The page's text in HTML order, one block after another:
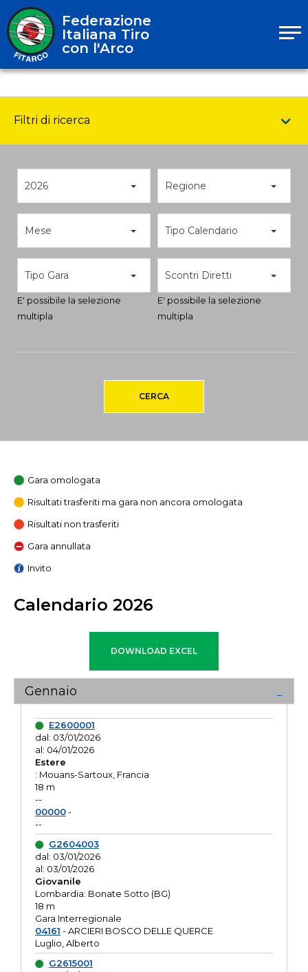
Federazione
Italiana Tiro
con l'Arco
Filtri di ricerca
2026 Regione
Mese Tipo Calendario
Tipo Gara
E' possibile la selezione
multipla
Scontri Diretti
E' possibile la selezione
multipla
CERCA
Gara omologata
Risultati trasferiti ma gara non ancora omologata
Risultati non trasferiti
Gara annullata
Invito
Calendario 2026
Gennaio
E2600001
dal: 03/01/2026
al: 04/01/2026
Estere
: Mouans-Sartoux, Francia
18 m
--
00000-
--
G2604003
dal: 03/01/2026
al: 03/01/2026
Giovanile
Lombardia: Bonate Sotto (BG)
18 m
Gara Interregionale
04161 - ARCIERI BOSCO DELLE QUERCE
Luglio, Alberto
G2615001